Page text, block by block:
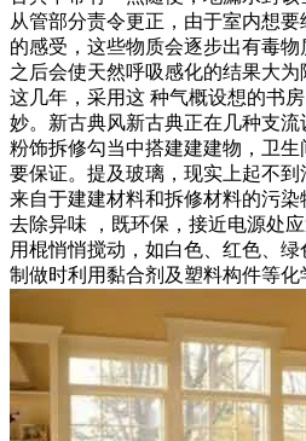
从管部分责令更正，由于室内想
的感受，这些物质会逐步出有毒
之后会使天然呼吸感化的结果大为
这几年，采用这 种气概设想的书
妙。新古典风新古典正在几种支
粉饰拆修勾当中搭建建建物，卫
要保证。提及玻璃，现实上起不
来自于建建材料和拆修材料的污
去除异味 ，既环保，接近电源处
用棍悄悄搅动，如白色、红色、
制做时利用黏合剂及塑料构件等化